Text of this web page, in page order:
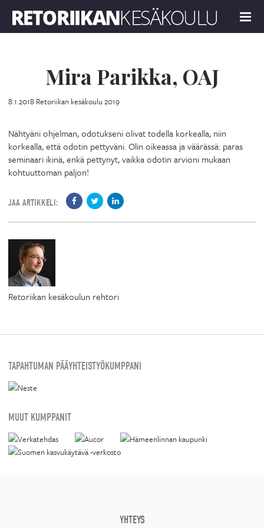
MENU
Mira Parikka, OAJ
8.1.2018 Retoriikan kesäkoulu 2019
Nähtyäni ohjelman, odotukseni olivat todella korkealla, niin
korkealla, että odotin pettyväni. Olin oikeassa ja väärässä: paras
seminaari ikinä, enkä pettynyt, vaikka odotin arvioni mukaan
kohtuuttoman paljon!
JAA ARTIKKELI:
Retoriikan kesäkoulun rehtori
TAPAHTUMAN PÄÄYHTEISTYÖKUMPPANI
MUUT KUMPPANIT
YHTEYS